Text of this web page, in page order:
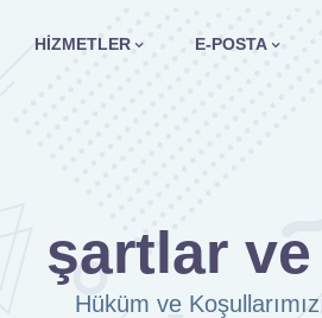
HIZMETLER E-POSTA
şartlar
Hüküm ve